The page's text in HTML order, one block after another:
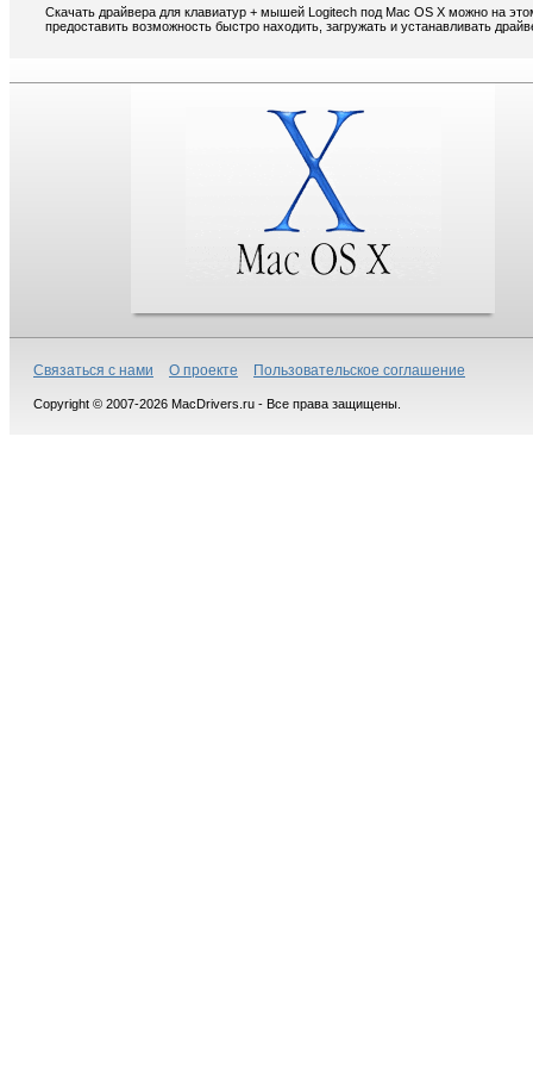
Скачать драйвера для клавиатур + мышей Logitech под Mac OS X можно на
предоставить возможность быстро находить, загружать и устанавливать
Связаться с нами О проекте Пользовательское соглашение
Copyright © 2007-2026 MacDrivers.ru - Все права защищены.